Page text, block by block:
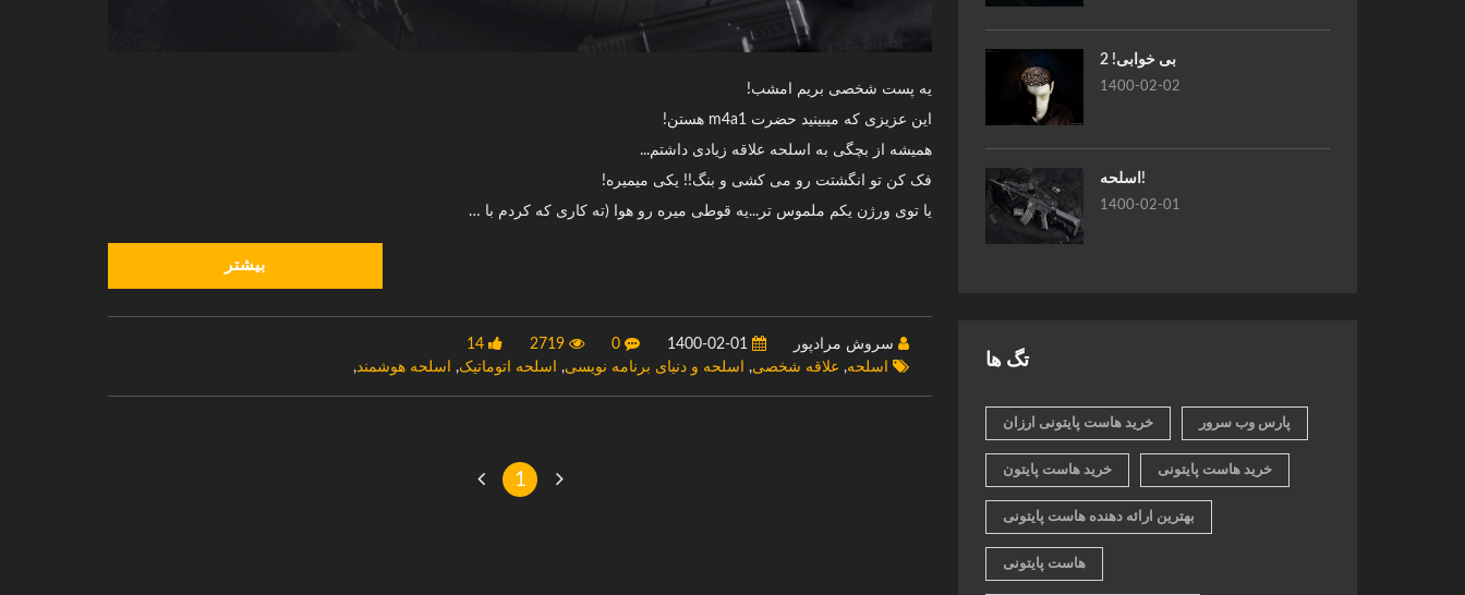
یه پست شخصی بریم امشب!
این عزیزی که میبینید حضرت m4a1 هستن!
همیشه از بچگی به اسلحه علاقه زیادی داشتم...
فک کن تو انگشتت رو می کشی و بنگ!! یکی میمیره!
یا توی ورژن یکم ملموس تر...یه قوطی میره رو هوا (ته کاری که کردم با …
بیشتر
سروش مرادپور 0
2719
14
اسلحه, علاقه شخصی, اسلحه و دنیای برنامه نویسی, اسلحه اتوماتیک, اسلحه هوشمند,
1
بی خوابی! 2
1400-02-02
اسلحه!
1400-02-01
تگ ها
خرید هاست پایتونی ارزان پارس وب سرور
خرید هاست پایتون خرید هاست پایتونی
بهترین ارائه دهنده هاست پایتونی
هاست پایتونی